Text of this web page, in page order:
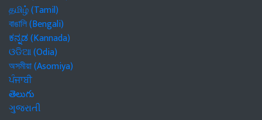
தமிழ் (Tamil)
বাঙালি (Bengali)
ಕನ್ನಡ (Kannada)
ଓଡିଆ (Odia)
অসমীয়া (Asomiya)
ਪੰਜਾਬੀ
తెలుగు
ગુજરાતી